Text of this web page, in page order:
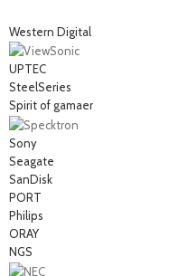
Western Digital
UPTEC
SteelSeries
Spirit of gamaer
Sony
Seagate
SanDisk
PORT
Philips
ORAY
NGS